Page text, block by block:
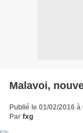
Malavoi,
Publié le 01/02/2016 à
Par fxg